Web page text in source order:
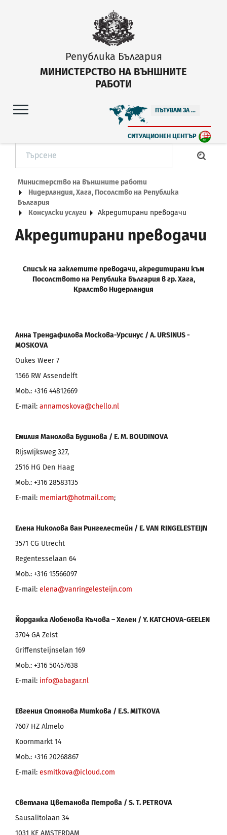
Република България
МИНИСТЕРСТВО НА ВЪНШНИТЕ
РАБОТИ
ПЪТУВАМ ЗА ...
СИТУАЦИОНЕН ЦЕНТЪР
Министерство на външните работи
Нидерландия, Хага, Посолство на Република
България
Консулски услуги
Акредитирани преводачи
Акредитирани преводачи
Списък на заклетите преводачи, акредитирани към
Посолството на Република България в гр. Хага,
Кралство Нидерландия
Анна Трендафилова Москова-Урсинус /A.URSINUS-
MOSKOVA
Oukes Weer 7
1566 RW Assendelft
Mob.: +316 44812669
E-mail: annamoskova@chello.nl
Емилия Манолова Будинова / Е.M. BOUDINOVA
Rijswijksweg 327,
2516 HG Den Haag
Mob.: +316 28583135
E-mail: memiart@hotmail.com;
Елена Николова ван Рингелестейн / E.VAN RINGELESTEIJN
3571 CG Utrecht
Regentesselaan 64
Mob.: +316 15566097
E-mail: elena@vanringelesteijn.com
Йорданка Любенова Къчова – Хелен /Y. KATCHOVA-GEELEN
3704 GA Zeist
Griffensteijnselan 169
Mob.: +316 50457638
E-mail: info@abagar.nl
Евгения Стоянова Миткова / E.S.MITKOVA
7607 HZ Almelo
Koornmarkt 14
Mob.: +316 20268867
E-mail: esmitkova@icloud.com
Светлана Цветанова Петрова /S.T. PETROVA
Sausalitolaan 34
1031 KE AMSTERDAM